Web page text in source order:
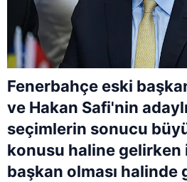
Fenerbahçe eski
ve Hakan Safi'nin
seçimlerin sonucu
konusu haline gelirken
başkan olması halinde